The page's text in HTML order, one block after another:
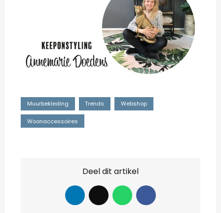
Muurbekleding Trends Webshop
Woonaccessoires
Deel dit artikel